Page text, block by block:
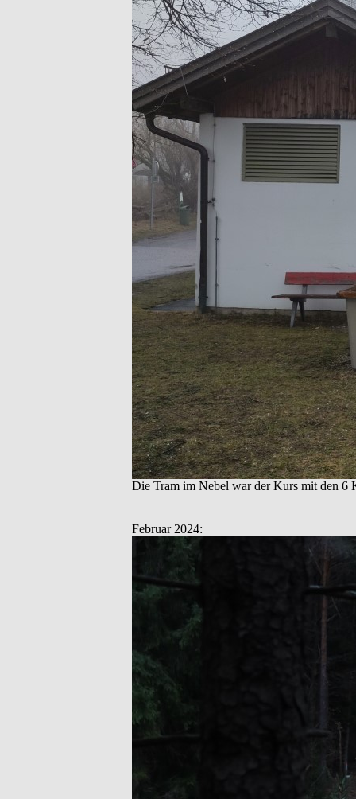
Die Tram im Nebel war der Kurs mit den 6
Februar 2024: